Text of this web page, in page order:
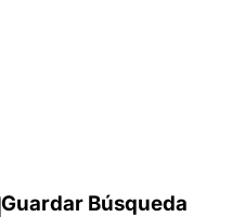
Guardar Búsqueda